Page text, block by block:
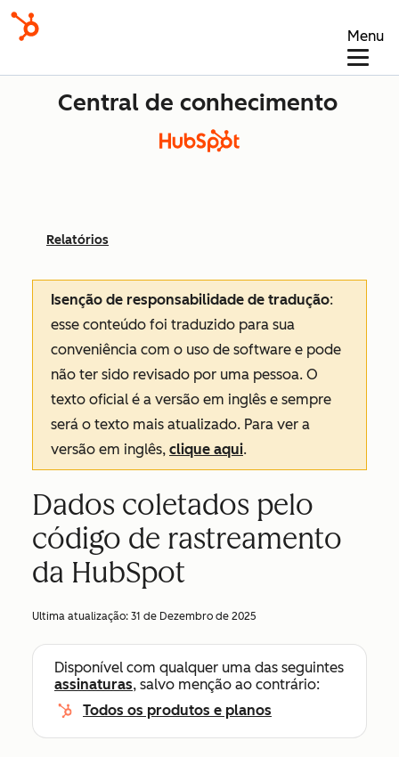
Menu
Central de conhecimento
Relatórios
Isenção de responsabilidade de tradução:
esse conteúdo foi traduzido para sua
conveniência com o uso de software e pode
não ter sido revisado por uma pessoa. O
texto oficial é a versão em inglês e sempre
será o texto mais atualizado. Para ver a
versão em inglês, clique aqui.
Dados coletados pelo
código de rastreamento
da HubSpot
Ultima atualização: 31 de Dezembro de 2025
Disponível com qualquer uma das seguintes
assinaturas, salvo menção ao contrário:
Todos os produtos e planos